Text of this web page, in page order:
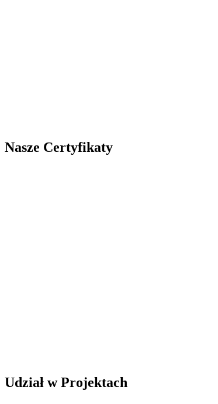
Nasze Certyfikaty
Udział w Projektach